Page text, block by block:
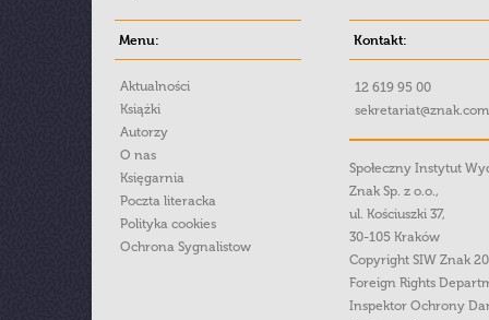
Menu:
Aktualności
Książki
Autorzy
O nas
Księgarnia
Poczta literacka
Polityka cookies
Ochrona Sygnalistow
Kontakt:
12 619 95 00
Społeczny Instytut
Znak Sp. z o.o.,
ul. Kościuszki 37,
30-105 Kraków
Copyright SIW Znak
Foreign Rights
Inspektor Ochrony